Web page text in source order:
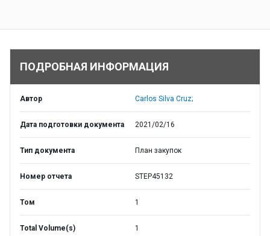
ПОДРОБНАЯ ИНФОРМАЦИЯ
Автор Carlos Silva Cruz;
Дата подготовки документа 2021/02/16
Тип документа План закупок
Номер отчета STEP45132
Том 1
Total Volume(s) 1